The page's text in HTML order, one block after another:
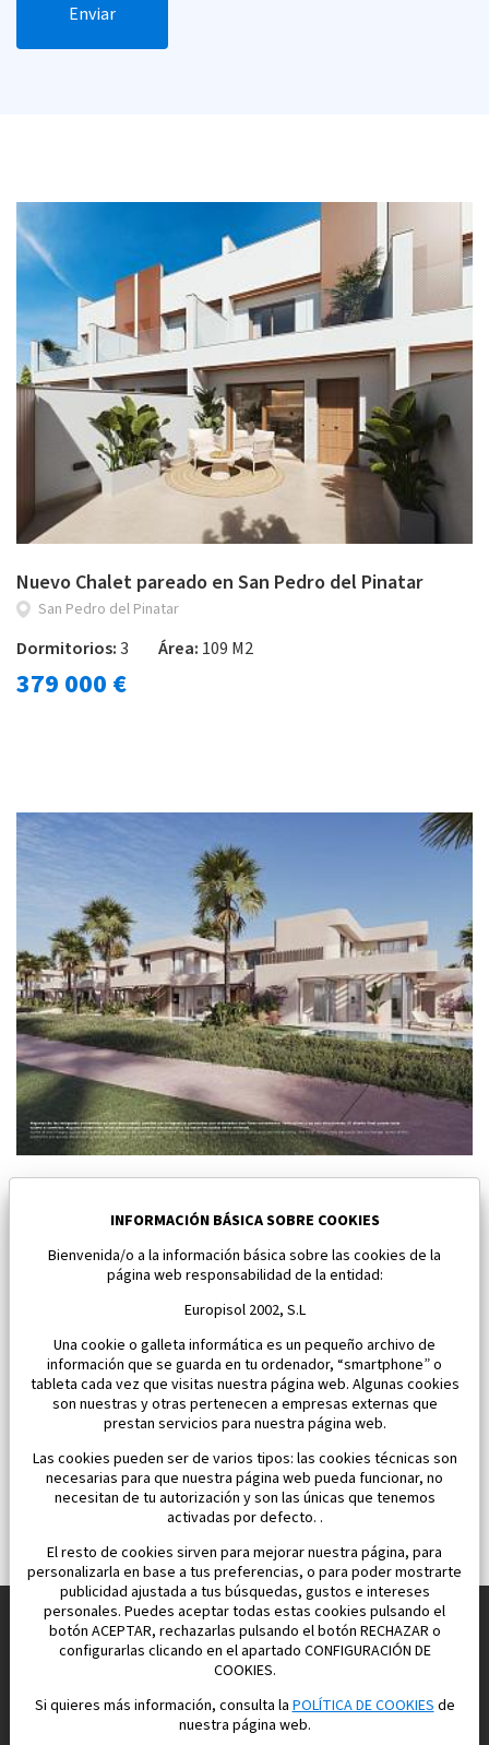
Enviar
Nuevo Chalet pareado en San Pedro del Pinatar
San Pedro del Pinatar
Dormitorios:3 Área: 109 M2
379 000 €
Baños y Mendigo
Dormitorios:3 Área:118 M2
650 000 €
Construimos y vendemos propiedades
para su vida feliz en España
INFORMACIÓN BÁSICA SOBRE COOKIES
Bienvenida/o a la información básica sobre las cookies de la
página web responsabilidad de la entidad:
Europisol 2002, S.L
Una cookie o galleta informática es un pequeño archivo de
información que se guarda en tu ordenador, “smartphone” o
tableta cada vez que visitas nuestra página web. Algunas cookies
son nuestras y otras pertenecen a empresas externas que
prestan servicios para nuestra página web.
Las cookies pueden ser de varios tipos: las cookies técnicas son
necesarias para que nuestra página web pueda funcionar, no
necesitan de tu autorización y son las únicas que tenemos
activadas por defecto. .
El resto de cookies sirven para mejorar nuestra página, para
personalizarla en base a tus preferencias, o para poder mostrarte
publicidad ajustada a tus búsquedas, gustos e intereses
personales. Puedes aceptar todas estas cookies pulsando el
botón ACEPTAR, rechazarlas pulsando el botón RECHAZAR o
configurarlas clicando en el apartado CONFIGURACIÓN DE
COOKIES.
Si quieres más información, consulta laPOLÍTICA DE COOKIESde
nuestra página web.